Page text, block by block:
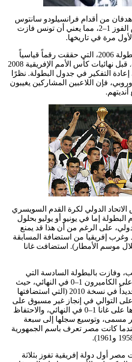
هدفان من أقدام فرانسيلودو سانتوس
وزياد الجزيري منحت تونس الفوز 1–2، مما يعني أن تونس فازت
مرة في تاريخها.
كما فازت مصر المضيفة ببطولة 2006، التي حققت رقماً قياسياً
بفوزها خمس مرات باللقب. قبل نهائيات كأس الأمم الإفريقية 2008
التفكير في جدول البطولة. نظرًا
فإن اللاعبين المشاركين يغيبون
أعلن رئيس الاتحاد الدولي لكرة القدم السويسري
البطولة إما في يونيو أو يوليو بحلول
الدولي، على الرغم من أن هذا قد يمنع
وغرب إفريقيا من استضافة المسابقة
موسم الأمطار). استضافت غانا
وفازت بالبطولة السادسة التي
حققت رقماً قياسياً بفوزها على الكاميرون 1–0 في النهائي، حيث
سجلت مصر رقماً قياسياً جديداً في نسخة 2010 (التي استضافتها
على التوالي في إنجاز غير مسبوق على
المستوى الإفريقي بعد فوزها على غانا 1–0 في النهائي، والاحتفاظ
مسمى، وتوسيع سجلها إلى سبعة
كانت مصر تعرف باسم الجمهورية
أول دولة إفريقية تفوز بثلاثة